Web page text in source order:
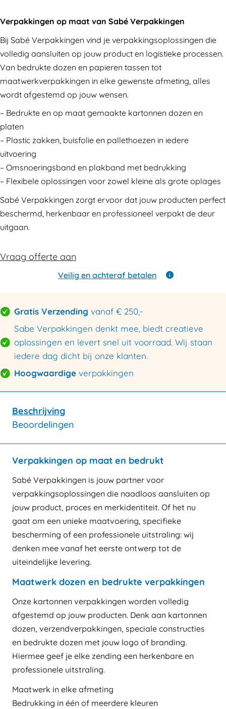
Verpakkingen op maat van Sabé Verpakkingen
Bij Sabé Verpakkingen vind je verpakkingsoplossingen die
volledig aansluiten op jouw product en logistieke processen.
Van bedrukte dozen en papieren tassen tot
maatwerkverpakkingen in elke gewenste afmeting, alles
wordt afgestemd op jouw wensen.
– Bedrukte en op maat gemaakte kartonnen dozen en
platen
– Plastic zakken, buisfolie en pallethoezen in iedere
uitvoering
– Omsnoeringsband en plakband met bedrukking
– Flexibele oplossingen voor zowel kleine als grote oplages
Sabé Verpakkingen zorgt ervoor dat jouw producten perfect
beschermd, herkenbaar en professioneel verpakt de deur
uitgaan.
Vraag offerte aan
Veilig en achteraf betalen
Gratis Verzending vanaf € 250,-
Sabe Verpakkingen denkt mee, biedt creatieve
oplossingen en levert snel uit voorraad. Wij staan
iedere dag dicht bij onze klanten.
Hoogwaardige verpakkingen
Beschrijving
Beoordelingen
Verpakkingen op maat en bedrukt
Sabé Verpakkingen is jouw partner voor
verpakkingsoplossingen die naadloos aansluiten op
jouw product, proces en merkidentiteit. Of het nu
gaat om een unieke maatvoering, specifieke
bescherming of een professionele uitstraling: wij
denken mee vanaf het eerste ontwerp tot de
uiteindelijke levering.
Maatwerk dozen en bedrukte verpakkingen
Onze kartonnen verpakkingen worden volledig
afgestemd op jouw producten. Denk aan kartonnen
dozen, verzendverpakkingen, speciale constructies
en bedrukte dozen met jouw logo of branding.
Hiermee geef je elke zending een herkenbare en
professionele uitstraling.
Maatwerk in elke afmeting
Bedrukking in één of meerdere kleuren